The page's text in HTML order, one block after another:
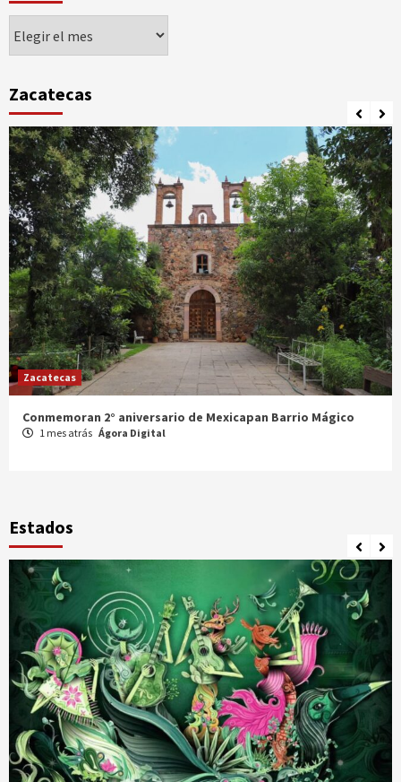
Zacatecas
Zacatecas
Celebran XX Cabalgata Toma de Zacatecas
1 mes atrás Ágora Digital
Estados